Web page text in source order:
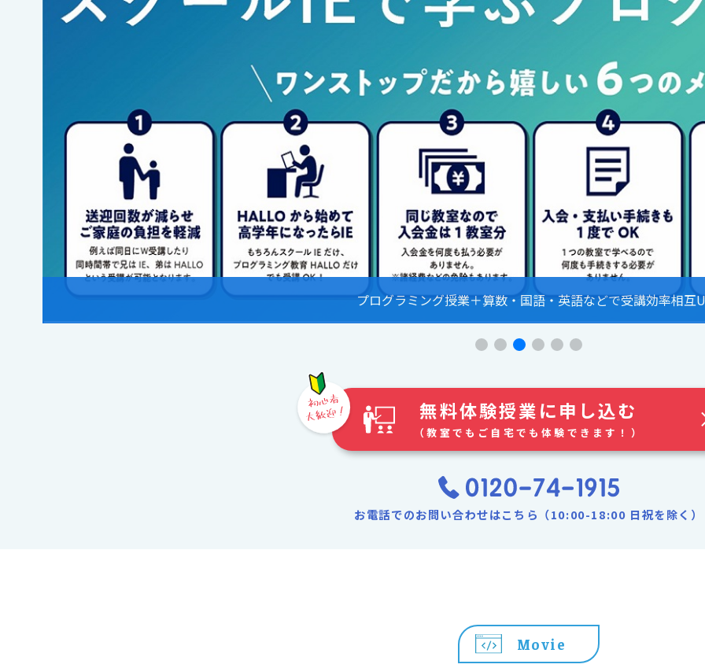
プログラミング授業＋算数・国語・英語などで受講効率相互
無料体験授業に申し込む
（教室でもご自宅でも体験できます！）
お電話でのお問い合わせはこちら（10:00-18:00 日祝を除く）
Movie